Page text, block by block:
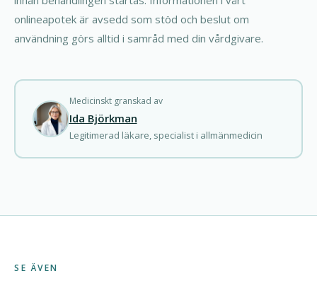
onlineapotek är avsedd som stöd och beslut om
användning görs alltid i samråd med din vårdgivare.
Medicinskt granskad av
Ida Björkman
Legitimerad läkare, specialist i allmänmedicin
SE ÄVEN